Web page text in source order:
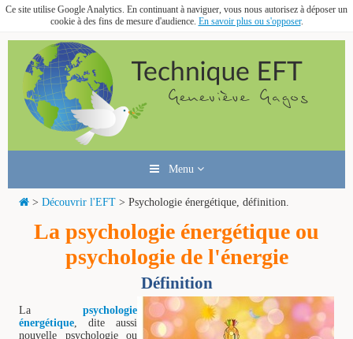
Ce site utilise Google Analytics. En continuant à naviguer, vous nous autorisez à déposer un
cookie à des fins de mesure d'audience. En savoir plus ou s'opposer.
Menu
> Découvrir l'EFT > Psychologie énergétique, définition.
La psychologie énergétique ou
psychologie de l'énergie
Définition
La psychologie
énergétique, dite aussi
nouvelle psychologie ou